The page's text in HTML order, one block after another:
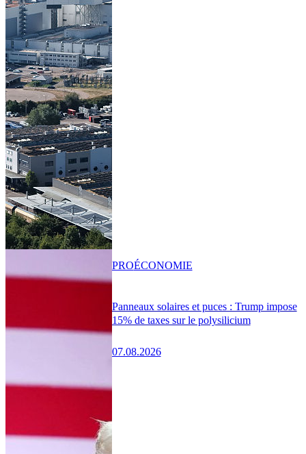
Panneaux solaires et puces : Trump impose
15% de taxes sur le polysilicium
07.08.2026
PROÉCONOMIE